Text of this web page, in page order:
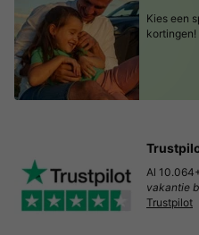
Kies een
kortingen!
Al
vakantie
Trustpilot